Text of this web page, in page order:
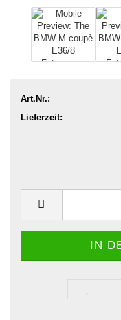
Art.Nr.:
Lieferzeit: